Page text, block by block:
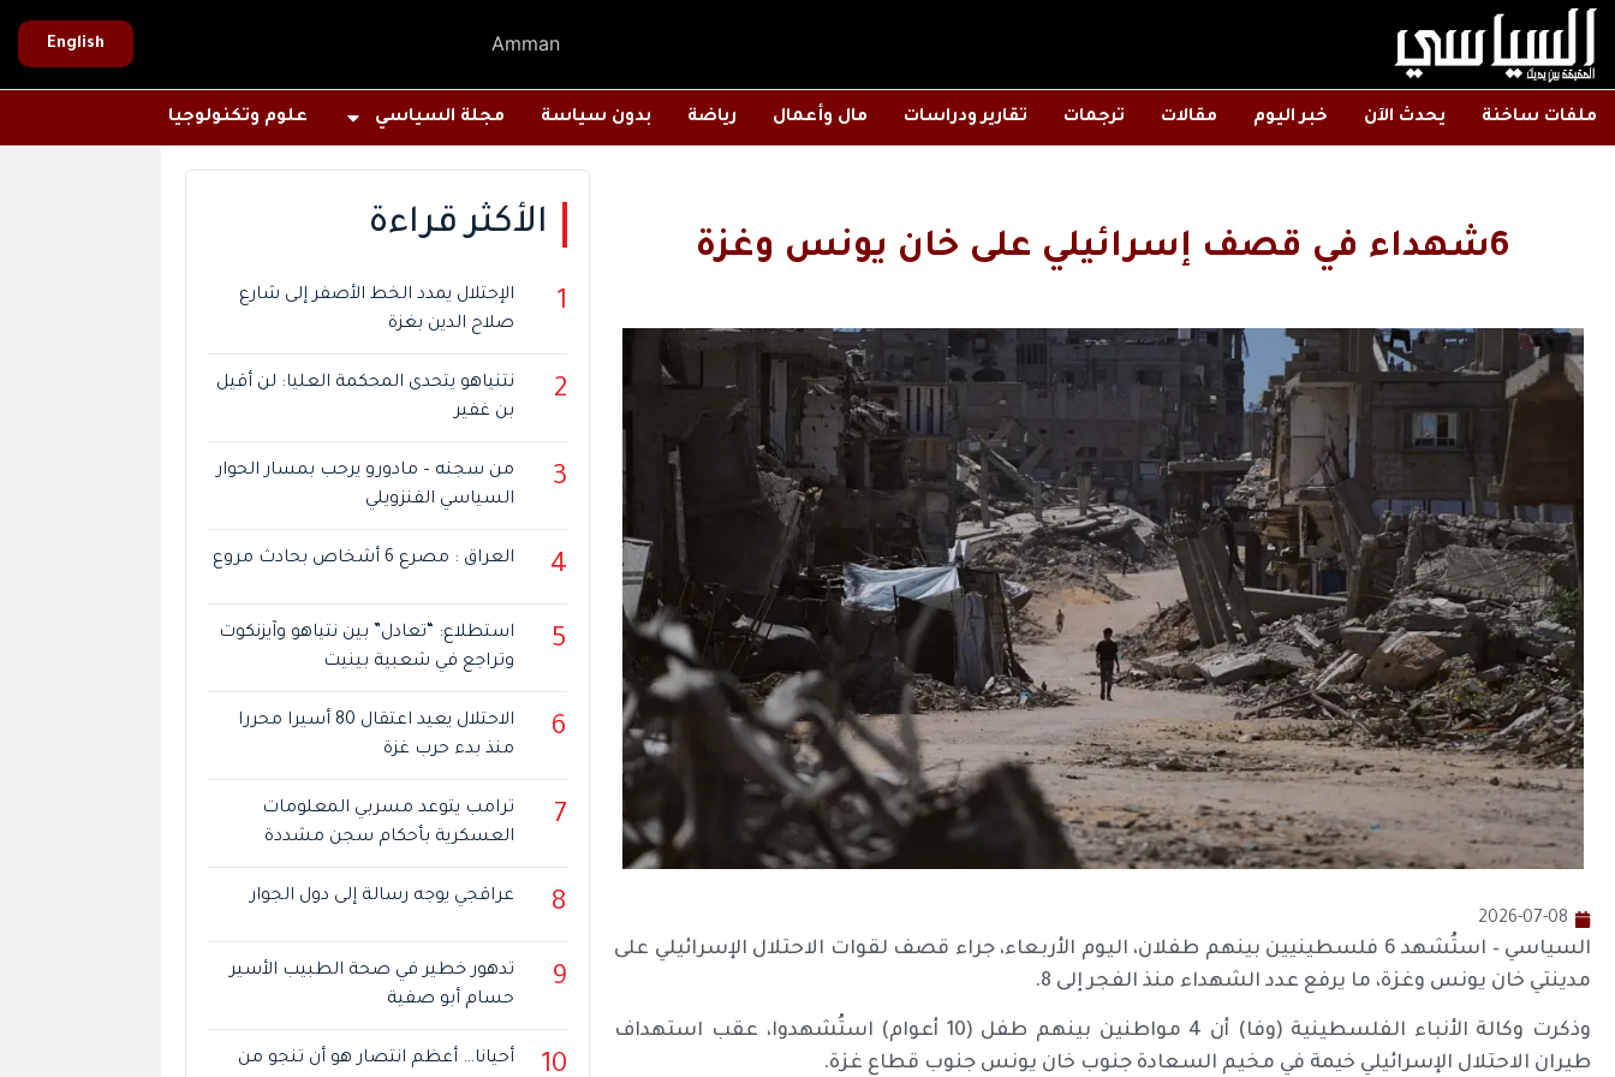
Amman
English
ملفات ساخنة يحدث الآن خبر اليوم مقالات ترجمات تقارير ودراسات مال وأعمال رياضة بدون سياسة مجلة السياسي علوم وتكنولوجيا
6شهداء في قصف إسرائيلي على خان يونس وغزة
2026-07-08
السياسي – استُشهد 6 فلسطينيين بينهم طفلان، اليوم الأربعاء، جراء قصف لقوات الاحتلال الإسرائيلي على
مدينتي خان يونس وغزة، ما يرفع عدد الشهداء منذ الفجر إلى 8.
وذكرت وكالة الأنباء الفلسطينية (وفا) أن 4 مواطنين بينهم طفل (10 أعوام) استُشهدوا، عقب استهداف
طيران الاحتلال الإسرائيلي خيمة في مخيم السعادة جنوب خان يونس جنوب قطاع غزة.
الأكثر قراءة
1
الإحتلال يمدد الخط الأصفر إلى شارع
صلاح الدين بغزة
2
نتنياهو يتحدى المحكمة العليا: لن أقيل
بن غفير
3
من سجنه – مادورو يرحب بمسار الحوار
السياسي الفنزويلي
4 العراق : مصرع 6 أشخاص بحادث مروع
5
استطلاع: “تعادل” بين نتياهو وآيزنكوت
وتراجع في شعبية بينيت
6
الاحتلال يعيد اعتقال 80 أسيرا محررا
منذ بدء حرب غزة
7
ترامب يتوعد مسربي المعلومات
العسكرية بأحكام سجن مشددة
8 عراقجي يوجه رسالة إلى دول الجوار
9
تدهور خطير في صحة الطبيب الأسير
حسام أبو صفية
10 أحيانا… أعظم انتصار هو أن تنجو من